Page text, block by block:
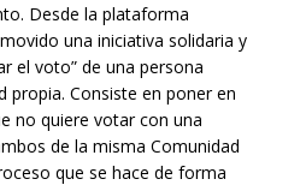
Desde la plataforma
una iniciativa solidaria y
el voto” de una persona
propia. Consiste en poner en
no quiere votar con una
de la misma Comunidad
que se hace de forma